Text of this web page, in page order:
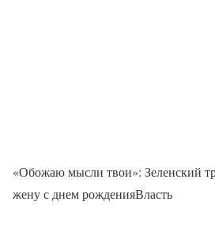
«Обожаю мысли твои»: Зеленский
жену с днем рожденияВласть